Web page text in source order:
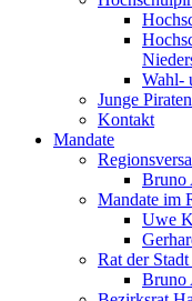
Wahl-
Junge Piraten
Kontakt
Mandate
Bruno
Mandate im
Uwe
Rat der
Bruno